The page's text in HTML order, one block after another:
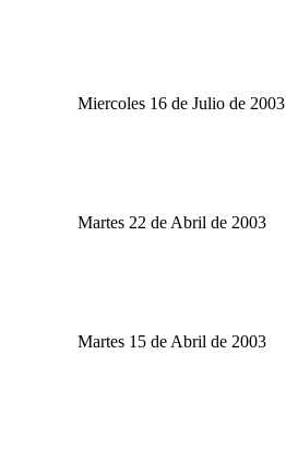
Miercoles 16 de Julio de 2003
Martes 22 de Abril de 2003
Martes 15 de Abril de 2003